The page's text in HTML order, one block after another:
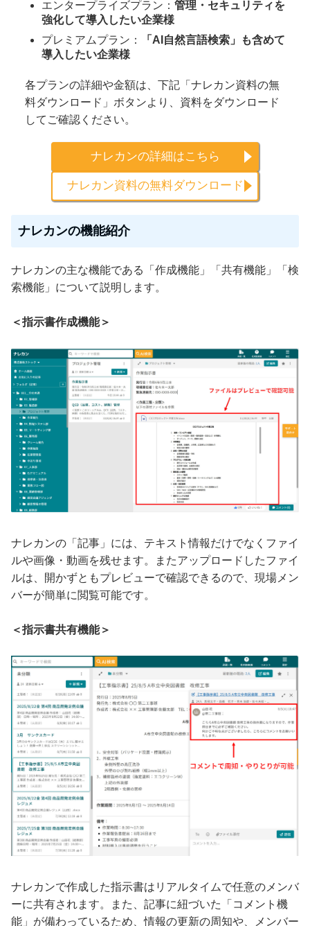
エンタープライズプラン： 管理・セキュリティを
強化して導入したい企業様
プレミアムプラン：
「AI自然言語検索」も含めて
導入したい企業様
各プランの詳細や金額は、下記「ナレカン資料の無
料ダウンロード」ボタンより、資料をダウンロード
してご確認ください。
ナレカンの詳細はこちら
ナレカン資料の無料ダウンロード
ナレカンの機能紹介
ナレカンの主な機能である「作成機能」「共有機能」「検
索機能」について説明します。
＜指示書作成機能＞
ナレカンの「記事」には、テキスト情報だけでなくファイ
ルや画像・動画を残せます。またアップロードしたファイ
ルは、開かずともプレビューで確認できるので、現場メン
バーが簡単に閲覧可能です。
＜指示書共有機能＞
ナレカンで作成した指示書はリアルタイムで任意のメンバ
ーに共有されます。また、記事に紐づいた「コメント機
能」が備わっているため、情報の更新の周知や、メンバー